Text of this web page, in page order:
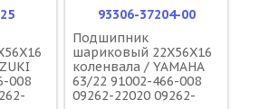
008
93306-37204-00
Подшипник
шариковый 22X56X16
коленвала / YAMAHA
63/22 91002-466-008
09262-22020 09262-